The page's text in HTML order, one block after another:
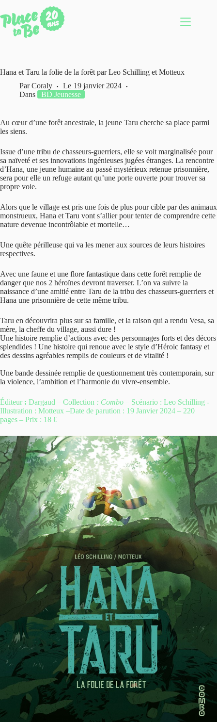
au
contenu
Hana et Taru la folie de la forêt par Leo Schilling et Motteux
Par Coraly Le 19 janvier 2024
Dans
BD Jeunesse
Au cœur d’une forêt ancestrale, la jeune Taru cherche sa place parmi
les siens.
Issue d’une tribu de chasseurs-guerriers, elle se voit marginalisée pour
sa naïveté et ses innovations ingénieuses jugées étranges. La rencontre
d’Hana, une jeune humaine au passé mystérieux retenue prisonnière,
sera pour elle un refuge autant qu’une porte ouverte pour trouver sa
propre voie.
Alors que le village est pris une fois de plus pour cible par des animaux
monstrueux, Hana et Taru vont s’allier pour tenter de comprendre cette
nature devenue incontrôlable et mortelle…
Une quête périlleuse qui va les mener aux sources de leurs histoires
respectives.
Avec une faune et une flore fantastique dans cette forêt remplie de
danger que nos 2 héroïnes devront traverser. L’on va suivre la
naissance d’une amitié entre Taru de la tribu des chasseurs-guerriers et
Hana une prisonnière de cette même tribu.
Taru en découvrira plus sur sa famille, et la raison qui a rendu Vesa, sa
mère, la cheffe du village, aussi dure !
Une histoire remplie d’actions avec des personnages forts et des décors
splendides ! Une histoire qui renoue avec le style d’Héroic fantasy et
des dessins agréables remplis de couleurs et de vitalité !
Une bande dessinée remplie de questionnement très contemporain, sur
la violence, l’ambition et l’harmonie du vivre-ensemble.
Éditeur : Dargaud – Collection : Combo – Scénario : Leo Schilling -
Illustration : Motteux –Date de parution : 19 Janvier 2024 – 220
pages – Prix : 18 €